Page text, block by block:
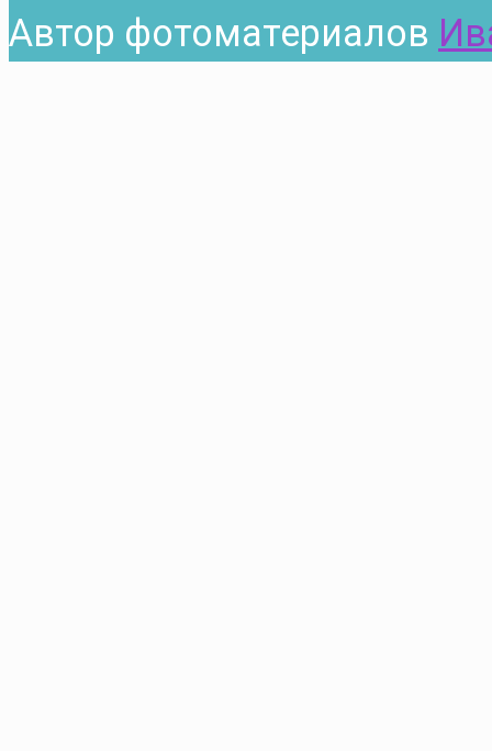
Автор фотоматериалов